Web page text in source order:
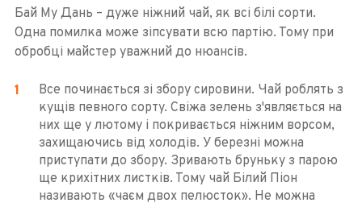
Бай Му Дань – дуже ніжний чай, як всі білі сорти.
Одна помилка може зіпсувати всю партію. Тому при
обробці майстер уважний до нюансів.
Все починається зі збору сировини. Чай роблять з
кущів певного сорту. Свіжа зелень з'являється на
них ще у лютому і покривається ніжним ворсом,
захищаючись від холодів. У березні можна
приступати до збору. Зривають бруньку з парою
ще крихітних листків. Тому чай Білий Піон
називають «чаєм двох пелюсток». Не можна